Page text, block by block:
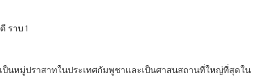
ราบ 1
ป็นหมู่ปราสาทในประเทศกัมพูชาและเป็นศาสนสถานที่ใหญ่ที่สุดใน